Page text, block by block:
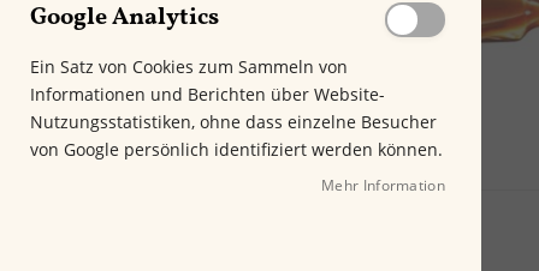
i
d
g
a
l
Google Analytics
Ein Satz von Cookies zum Sammeln von
Informationen und Berichten über Website-
Nutzungsstatistiken, ohne dass einzelne Besucher
von Google persönlich identifiziert werden können.
Mehr Information